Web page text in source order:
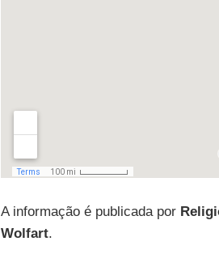
A informação é publicada por
Wolfart.